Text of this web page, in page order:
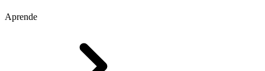
Aprende